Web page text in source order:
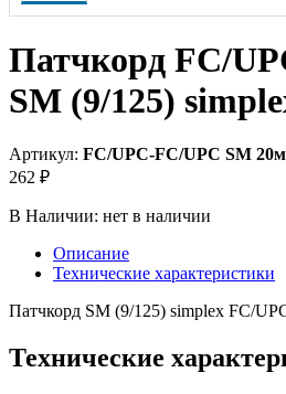
Патчкорд FC/
SM (9/125)
Артикул: FC/UPC-FC/UPC SM 20м
262 ₽
В Наличии: нет в наличии
Описание
Технические характеристики
Патчкорд SM (9/125) simplex FC/
Технические